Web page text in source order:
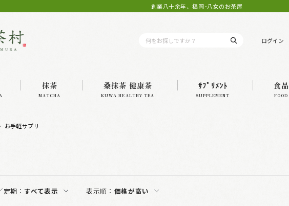
創業八十余年、福岡･八女のお茶屋
ログイン
抹茶
MATCHA
桑抹茶 健康茶
KUWA HEALTHY TEA
ｻﾌﾟﾘﾒﾝﾄ
SUPPLEMENT
食品
FOOD
お手軽サプリ
期： すべて表示 表示順： 価格が高い